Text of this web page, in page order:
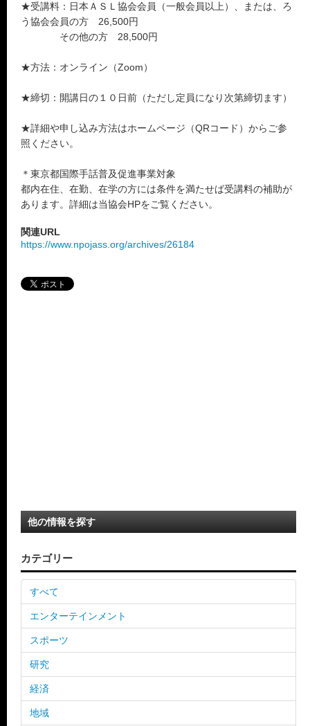
★受講料：日本ＡＳＬ協会会員（一般会員以上）、または、ろ
う協会会員の方 26,500円
その他の方 28,500円
★方法：オンライン（Zoom）
★締切：開講日の１０日前（ただし定員になり次第締切ます）
★詳細や申し込み方法はホームページ（QRコード）からご参
照ください。
＊東京都国際手話普及促進事業対象
都内在住、在勤、在学の方には条件を満たせば受講料の補助が
あります。詳細は当協会HPをご覧ください。
関連URL
https://www.npojass.org/archives/26184
他の情報を探す
カテゴリー
すべて
エンターテインメント
スポーツ
研究
経済
地域